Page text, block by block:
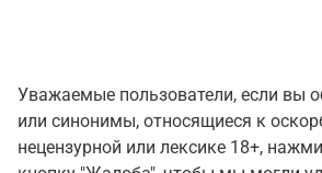
Уважаемые пользователи, если вы
или синонимы, относящиеся к
нецензурной или лексике 18+,